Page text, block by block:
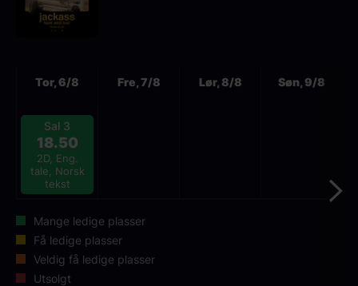
Tor, 6/8
Sal 3
18.50
2D, Eng.
tale, Norsk
tekst
Fre, 7/8 Lør, 8/8 Søn, 9/8
Mange ledige plasser
Få ledige plasser
Veldig få ledige plasser
Utsolgt